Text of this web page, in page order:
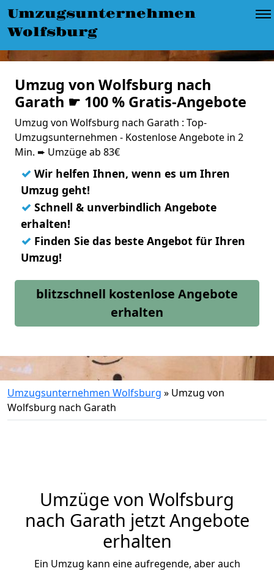
Umzugsunternehmen
Wolfsburg
Umzug von Wolfsburg nach
Garath ☛ 100 % Gratis-Angebote
Umzug von Wolfsburg nach Garath : Top-
Umzugsunternehmen - Kostenlose Angebote in 2
Min. ➨ Umzüge ab 83€
✓ Wir helfen Ihnen, wenn es um Ihren
Umzug geht!
✓ Schnell & unverbindlich Angebote
erhalten!
✓ Finden Sie das beste Angebot für Ihren
Umzug!
blitzschnell kostenlose Angebote
erhalten
Umzugsunternehmen Wolfsburg » Umzug von
Wolfsburg nach Garath
Umzüge von Wolfsburg
nach Garath jetzt Angebote
erhalten
Ein Umzug kann eine aufregende, aber auch